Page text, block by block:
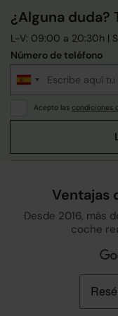
¿Alguna duda?
L-V: 09:00 a 20:30h |
Número de teléfono
Acepto las condiciones
Ventajas
Desde 2016, más
coche